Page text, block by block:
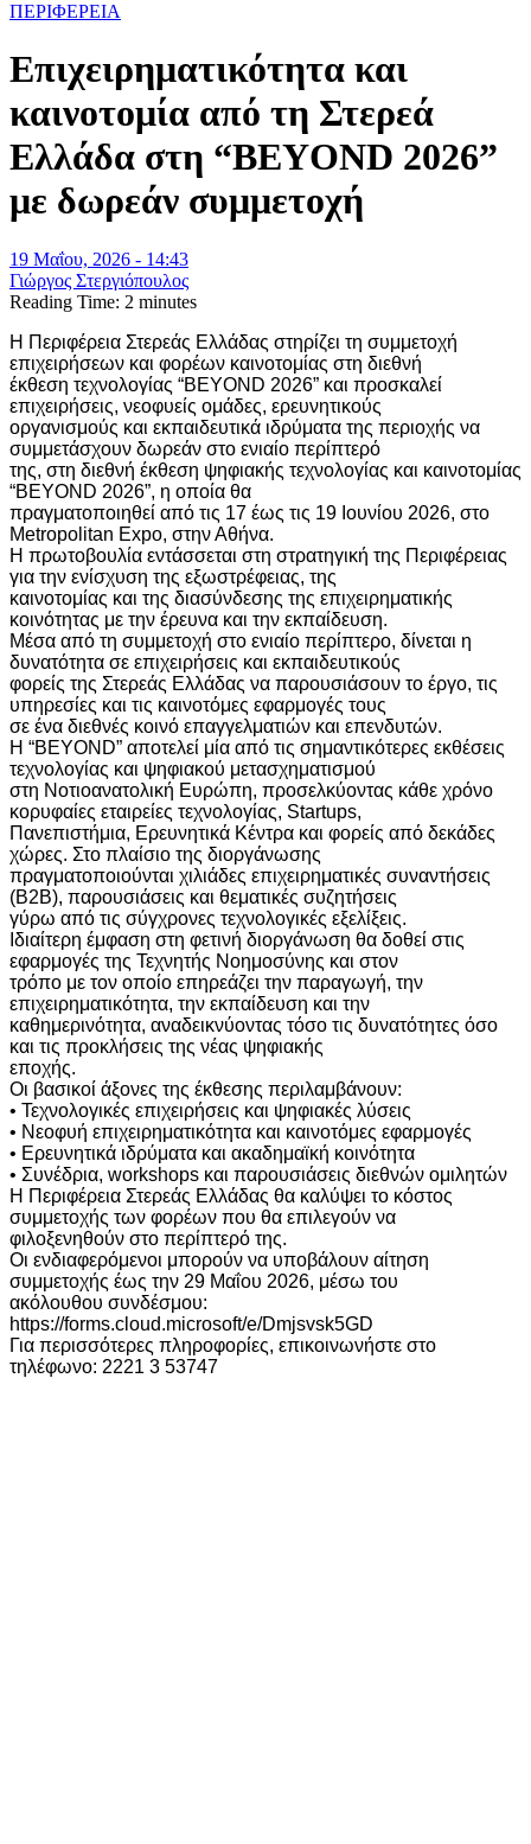
ΠΕΡΙΦΕΡΕΙΑ
Επιχειρηματικότητα και
καινοτομία από τη Στερεά
Ελλάδα στη “BEYOND 2026”
με δωρεάν συμμετοχή
19 Μαΐου, 2026 - 14:43
Γιώργος Στεργιόπουλος
Reading Time: 2 minutes
Η Περιφέρεια Στερεάς Ελλάδας στηρίζει τη συμμετοχή
επιχειρήσεων και φορέων καινοτομίας στη διεθνή
έκθεση τεχνολογίας “BEYOND 2026” και προσκαλεί
επιχειρήσεις, νεοφυείς ομάδες, ερευνητικούς
οργανισμούς και εκπαιδευτικά ιδρύματα της περιοχής να
συμμετάσχουν δωρεάν στο ενιαίο περίπτερό
της, στη διεθνή έκθεση ψηφιακής τεχνολογίας και καινοτομίας
“BEYOND 2026”, η οποία θα
πραγματοποιηθεί από τις 17 έως τις 19 Ιουνίου 2026, στο
Metropolitan Expo, στην Αθήνα.
Η πρωτοβουλία εντάσσεται στη στρατηγική της Περιφέρειας
για την ενίσχυση της εξωστρέφειας, της
καινοτομίας και της διασύνδεσης της επιχειρηματικής
κοινότητας με την έρευνα και την εκπαίδευση.
Μέσα από τη συμμετοχή στο ενιαίο περίπτερο, δίνεται η
δυνατότητα σε επιχειρήσεις και εκπαιδευτικούς
φορείς της Στερεάς Ελλάδας να παρουσιάσουν το έργο, τις
υπηρεσίες και τις καινοτόμες εφαρμογές τους
σε ένα διεθνές κοινό επαγγελματιών και επενδυτών.
Η “BEYOND” αποτελεί μία από τις σημαντικότερες εκθέσεις
τεχνολογίας και ψηφιακού μετασχηματισμού
στη Νοτιοανατολική Ευρώπη, προσελκύοντας κάθε χρόνο
κορυφαίες εταιρείες τεχνολογίας, Startups,
Πανεπιστήμια, Ερευνητικά Κέντρα και φορείς από δεκάδες
χώρες. Στο πλαίσιο της διοργάνωσης
πραγματοποιούνται χιλιάδες επιχειρηματικές συναντήσεις
(B2B), παρουσιάσεις και θεματικές συζητήσεις
γύρω από τις σύγχρονες τεχνολογικές εξελίξεις.
Ιδιαίτερη έμφαση στη φετινή διοργάνωση θα δοθεί στις
εφαρμογές της Τεχνητής Νοημοσύνης και στον
τρόπο με τον οποίο επηρεάζει την παραγωγή, την
επιχειρηματικότητα, την εκπαίδευση και την
καθημερινότητα, αναδεικνύοντας τόσο τις δυνατότητες όσο
και τις προκλήσεις της νέας ψηφιακής
εποχής.
Οι βασικοί άξονες της έκθεσης περιλαμβάνουν:
• Τεχνολογικές επιχειρήσεις και ψηφιακές λύσεις
• Νεοφυή επιχειρηματικότητα και καινοτόμες εφαρμογές
• Ερευνητικά ιδρύματα και ακαδημαϊκή κοινότητα
• Συνέδρια, workshops και παρουσιάσεις διεθνών ομιλητών
Η Περιφέρεια Στερεάς Ελλάδας θα καλύψει το κόστος
συμμετοχής των φορέων που θα επιλεγούν να
φιλοξενηθούν στο περίπτερό της.
Οι ενδιαφερόμενοι μπορούν να υποβάλουν αίτηση
συμμετοχής έως την 29 Μαΐου 2026, μέσω του
ακόλουθου συνδέσμου:
https://forms.cloud.microsoft/e/Dmjsvsk5GD
Για περισσότερες πληροφορίες, επικοινωνήστε στο
τηλέφωνο: 2221 3 53747